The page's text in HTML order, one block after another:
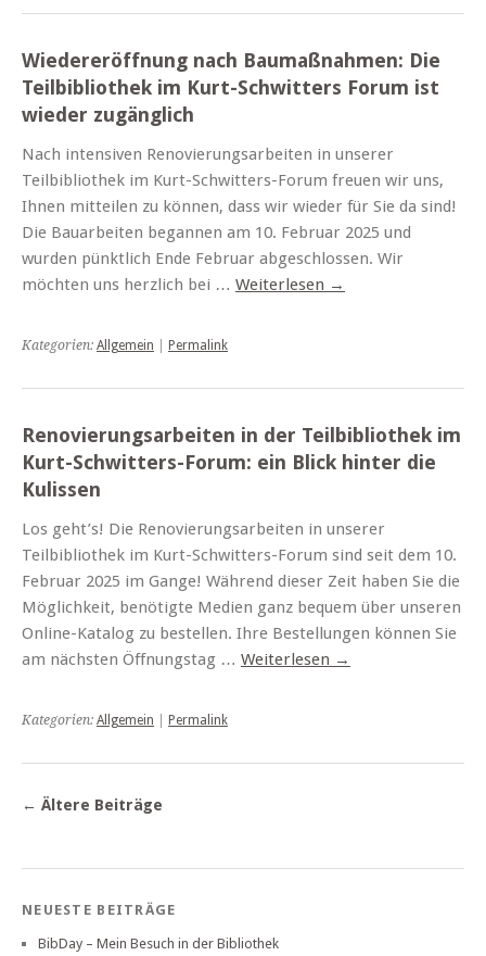
Wiedereröffnung nach Baumaßnahmen: Die
Teilbibliothek im Kurt-Schwitters Forum ist
wieder zugänglich
Nach intensiven Renovierungsarbeiten in unserer
Teilbibliothek im Kurt-Schwitters-Forum freuen wir uns,
Ihnen mitteilen zu können, dass wir wieder für Sie da sind!
Die Bauarbeiten begannen am 10. Februar 2025 und
wurden pünktlich Ende Februar abgeschlossen. Wir
möchten uns herzlich bei … Weiterlesen →
Kategorien: Allgemein Permalink
Renovierungsarbeiten in der Teilbibliothek im
Kurt-Schwitters-Forum: ein Blick hinter die
Kulissen
Los geht’s! Die Renovierungsarbeiten in unserer
Teilbibliothek im Kurt-Schwitters-Forum sind seit dem 10.
Februar 2025 im Gange! Während dieser Zeit haben Sie die
Möglichkeit, benötigte Medien ganz bequem über unseren
Online-Katalog zu bestellen. Ihre Bestellungen können Sie
am nächsten Öffnungstag … Weiterlesen →
Kategorien: Allgemein Permalink
← Ältere Beiträge
NEUESTE BEITRÄGE
BibDay – Mein Besuch in der Bibliothek